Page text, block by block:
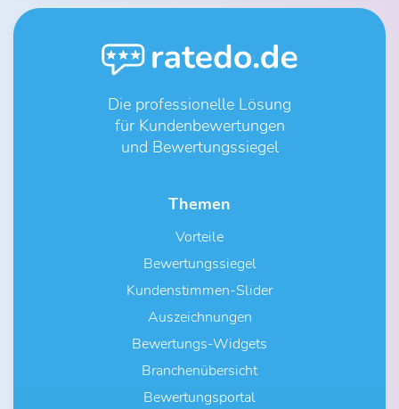
Die professionelle Lösung
für Kundenbewertungen
und Bewertungssiegel
Themen
Vorteile
Bewertungssiegel
Kundenstimmen-Slider
Auszeichnungen
Bewertungs-Widgets
Branchenübersicht
Bewertungsportal